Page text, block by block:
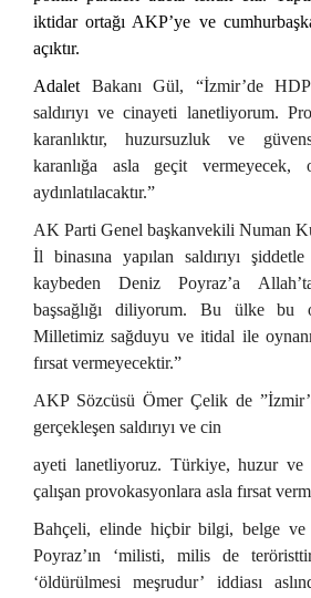
iktidar ortağı AKP’ye ve
açıktır.
Adalet Bakanı Gül,
“İzmir’de
saldırıyı ve cinayeti lanetliyorum.
karanlıktır, huzursuzluk ve
karanlığa asla geçit
aydınlatılacaktır.”
AK Parti Genel başkanvekili Numan
İl binasına yapılan saldırıyı şiddetle
kaybeden Deniz Poyraz’a
başsağlığı diliyorum. Bu ülke bu
Milletimiz sağduyu ve itidal ile
fırsat vermeyecektir.”
AKP Sözcüsü Ömer Çelik de
gerçekleşen saldırıyı ve cin
ayeti lanetliyoruz. Türkiye, huzur ve
çalışan provokasyonlara asla fırsat
Bahçeli, elinde hiçbir bilgi, belge
Poyraz’ın ‘milisti, milis de
‘öldürülmesi meşrudur’ iddiası